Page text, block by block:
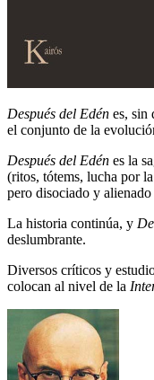
Después del Edén es, sin
el conjunto de la
Después del Edén es la
(ritos, tótems, lucha por
pero disociado y alienado
La historia continúa, y
deslumbrante.
Diversos críticos y
colocan al nivel de la